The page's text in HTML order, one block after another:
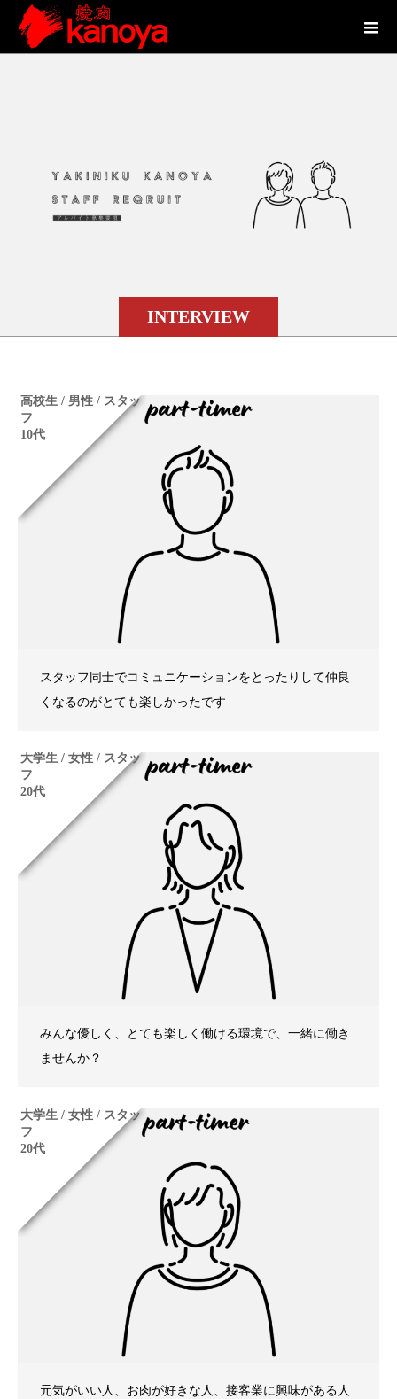
INTERVIEW
高校生 / 男性 / スタッ
フ
10代
スタッフ同士でコミュニケーションをとったりして仲良
くなるのがとても楽しかったです
大学生 / 女性 / スタッ
フ
20代
みんな優しく、とても楽しく働ける環境で、一緒に働き
ませんか？
大学生 / 女性 / スタッ
フ
20代
元気がいい人、お肉が好きな人、接客業に興味がある人